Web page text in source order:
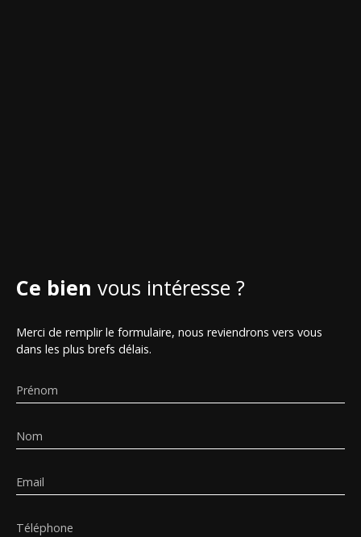
Ce bien vous intéresse ?
Merci de remplir le formulaire, nous reviendrons vers vous
dans les plus brefs délais.
Prénom
Nom
Email
Téléphone